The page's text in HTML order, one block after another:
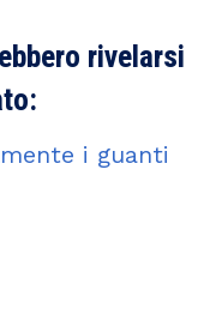
rivelarsi
i guanti